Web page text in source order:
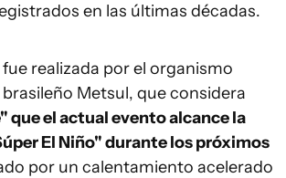
en las últimas décadas.
realizada por el organismo
Metsul, que considera
que el actual evento alcance la
El Niño" durante los próximos
por un calentamiento acelerado